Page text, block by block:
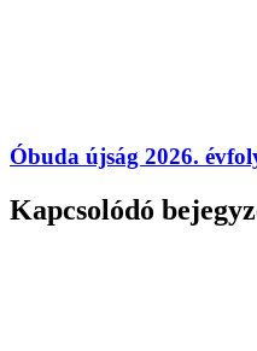
Óbuda újság 2026.
Kapcsolódó